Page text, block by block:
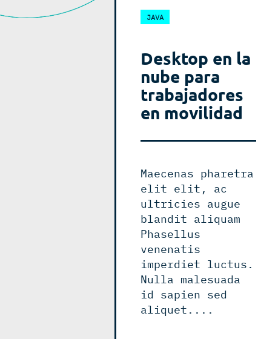
JAVA
Desktop en la
nube para
trabajadores
en movilidad
Maecenas pharetra
elit elit, ac
ultricies augue
blandit aliquam
Phasellus
venenatis
imperdiet luctus.
Nulla malesuada
id sapien sed
aliquet....